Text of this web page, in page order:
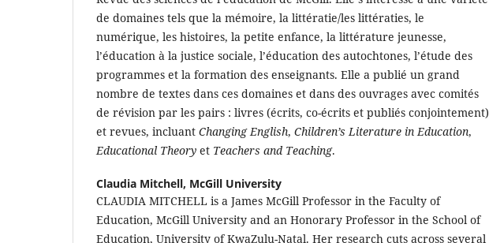
de domaines tels que la mémoire, la littératie/les littératies, le
numérique, les histoires, la petite enfance, la littérature jeunesse,
l’éducation à la justice sociale, l’éducation des autochtones, l’étude des
programmes et la formation des enseignants. Elle a publié un grand
nombre de textes dans ces domaines et dans des ouvrages avec comités
de révision par les pairs : livres (écrits, co-écrits et publiés conjointement)
et revues, incluant Changing English, Children’s Literature in Education,
Educational Theory et Teachers and Teaching.
Claudia Mitchell, McGill University
CLAUDIA MITCHELL is a James McGill Professor in the Faculty of
Education, McGill University and an Honorary Professor in the School of
Education, University of KwaZulu-Natal. Her research cuts across several